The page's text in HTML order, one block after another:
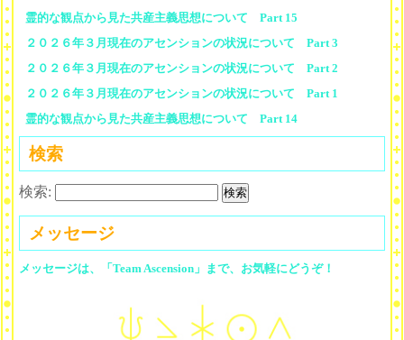
霊的な観点から見た共産主義思想について Part 15
２０２６年３月現在のアセンションの状況について Part 3
２０２６年３月現在のアセンションの状況について Part 2
２０２６年３月現在のアセンションの状況について Part 1
霊的な観点から見た共産主義思想について Part 14
検索
検索:
メッセージ
メッセージは、「Team Ascension」まで、お気軽にどうぞ！